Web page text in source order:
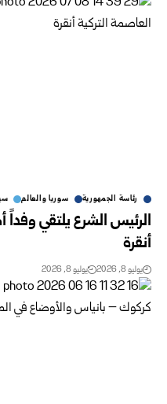
رئاسة الجمهورية سوريا والعالم
الرئيس الشرع يلتقي وفداً
أنقرة
يوليو 8, 2026 يوليو 8, 2026